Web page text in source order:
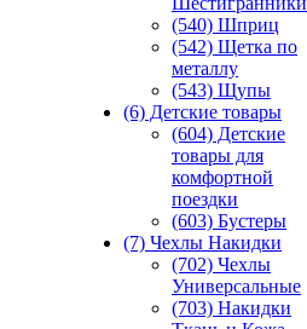
(540) Шприц
(542) Щетка по
металлу
(543) Щупы
(6) Детские товары
(604) Детские
товары для
комфортной
поездки
(603) Бустеры
(7) Чехлы Накидки
(702) Чехлы
Универсальные
(703) Накидки